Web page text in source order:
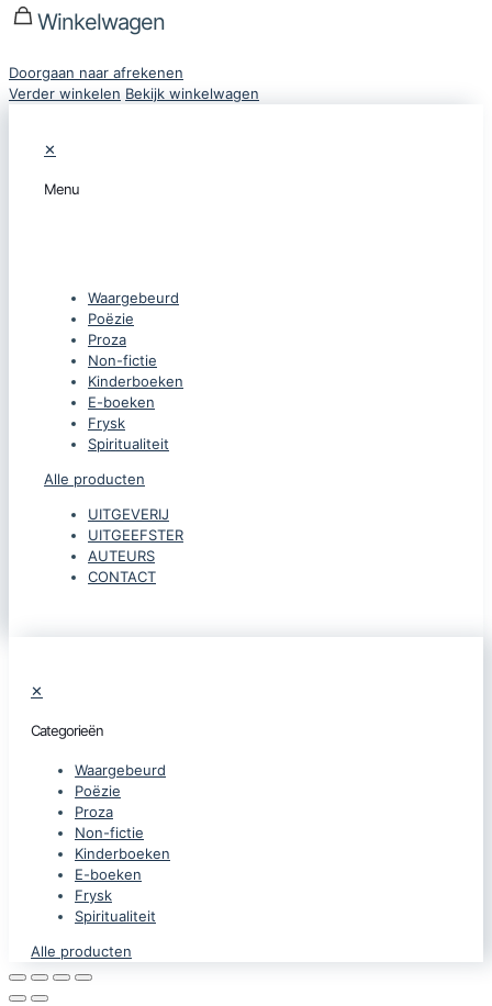
Winkelwagen
Doorgaan naar afrekenen
Verder winkelen Bekijk winkelwagen
✕
Menu
Waargebeurd
Poëzie
Proza
Non-fictie
Kinderboeken
E-boeken
Frysk
Spiritualiteit
Alle producten
UITGEVERIJ
UITGEEFSTER
AUTEURS
CONTACT
✕
Categorieën
Waargebeurd
Poëzie
Proza
Non-fictie
Kinderboeken
E-boeken
Frysk
Spiritualiteit
Alle producten